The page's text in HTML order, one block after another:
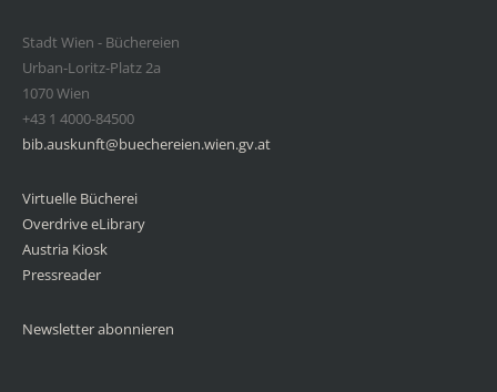
Stadt Wien - Büchereien
Urban-Loritz-Platz 2a
1070 Wien
+43 1 4000-84500
bib.auskunft@buechereien.wien.gv.at
Virtuelle Bücherei
Overdrive eLibrary
Austria Kiosk
Pressreader
Newsletter abonnieren